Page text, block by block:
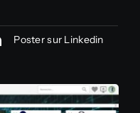
Poster sur Linkedin